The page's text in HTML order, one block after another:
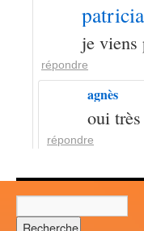
je viens
répondre
agnès
oui
répondre